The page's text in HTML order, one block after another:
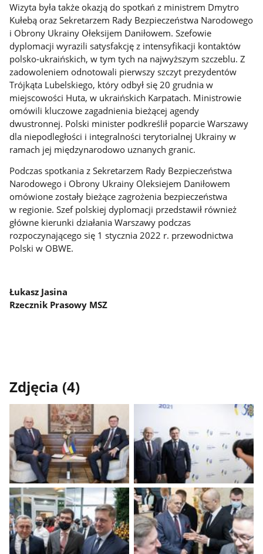
Wizyta była także okazją do spotkań z ministrem Dmytro
Kułebą oraz Sekretarzem Rady Bezpieczeństwa Narodowego
i Obrony Ukrainy Ołeksijem Daniłowem. Szefowie
dyplomacji wyrazili satysfakcję z intensyfikacji kontaktów
polsko-ukraińskich, w tym tych na najwyższym szczeblu. Z
zadowoleniem odnotowali pierwszy szczyt prezydentów
Trójkąta Lubelskiego, który odbył się 20 grudnia w
miejscowości Huta, w ukraińskich Karpatach. Ministrowie
omówili kluczowe zagadnienia bieżącej agendy
dwustronnej. Polski minister podkreślił poparcie Warszawy
dla niepodległości i integralności terytorialnej Ukrainy w
ramach jej międzynarodowo uznanych granic.
Podczas spotkania z Sekretarzem Rady Bezpieczeństwa
Narodowego i Obrony Ukrainy Oleksiejem Daniłowem
omówione zostały bieżące zagrożenia bezpieczeństwa
w regionie. Szef polskiej dyplomacji przedstawił również
główne kierunki działania Warszawy podczas
rozpoczynającego się 1 stycznia 2022 r. przewodnictwa
Polski w OBWE.
Łukasz Jasina
Rzecznik Prasowy MSZ
Zdjęcia (4)
Pokaż
zdjęcie
1
z
galerii.
Pokaż
zdjęcie
2
z
galerii.